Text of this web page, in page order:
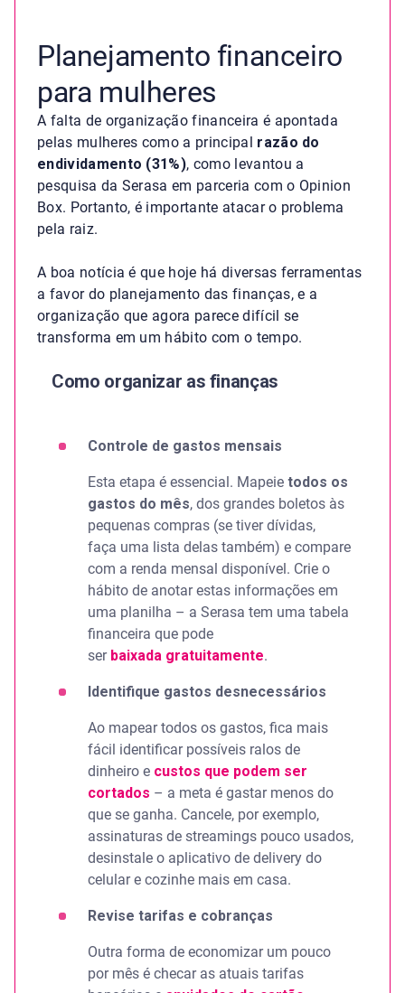
Planejamento financeiro
para mulheres
A falta de organização financeira é apontada
pelas mulheres como a principal razão do
endividamento (31%), como levantou a
pesquisa da Serasa em parceria com o Opinion
Box. Portanto, é importante atacar o problema
pela raiz.
A boa notícia é que hoje há diversas ferramentas
a favor do planejamento das finanças, e a
organização que agora parece difícil se
transforma em um hábito com o tempo.
Como organizar as finanças
Controle de gastos mensais
Esta etapa é essencial. Mapeie todos os
gastos do mês, dos grandes boletos às
pequenas compras (se tiver dívidas,
faça uma lista delas também) e compare
com a renda mensal disponível. Crie o
hábito de anotar estas informações em
uma planilha – a Serasa tem uma tabela
financeira que pode
ser baixada gratuitamente.
Identifique gastos desnecessários
Ao mapear todos os gastos, fica mais
fácil identificar possíveis ralos de
dinheiro e custos que podem ser
cortados – a meta é gastar menos do
que se ganha. Cancele, por exemplo,
assinaturas de streamings pouco usados,
desinstale o aplicativo de delivery do
celular e cozinhe mais em casa.
Revise tarifas e cobranças
Outra forma de economizar um pouco
por mês é checar as atuais tarifas